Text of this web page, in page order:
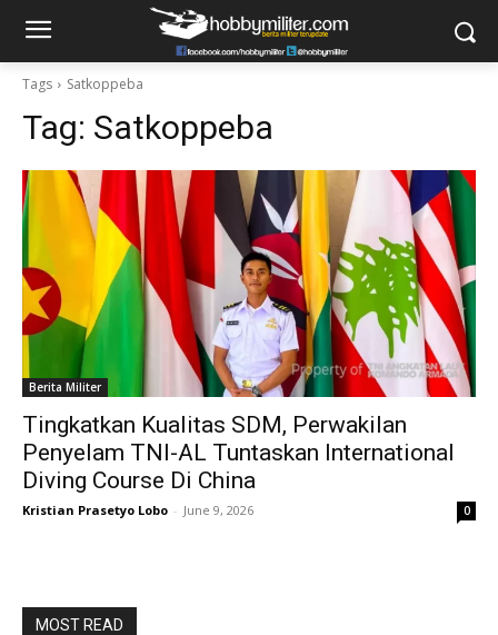
Tags Satkoppeba
Tag: Satkoppeba
Berita Militer
Tingkatkan Kualitas SDM, Perwakilan
Penyelam TNI-AL Tuntaskan International
Diving Course Di China
Kristian Prasetyo Lobo - June 9, 2026 0
MOST READ